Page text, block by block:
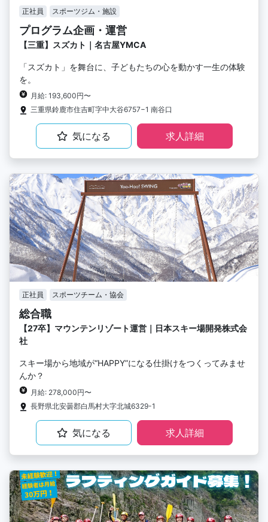
正社員 スポーツジム・施設
プログラム企画・運営
【三重】スズカト｜名古屋YMCA
「スズカト」を舞台に、子どもたちの心を動かす一生の体験
を。
月給: 193,600円〜
三重県鈴鹿市住吉町字中大谷6757−1 南谷口
気になる 求人詳細
正社員 スポーツチーム・協会
総合職
【27卒】マウンテンリゾート運営｜日本スキー場開発株式会
社
スキー場から地域が“HAPPY”になる仕掛けをつくってみませ
んか？
月給: 278,000円〜
長野県北安曇郡白馬村大字北城6329-1
気になる 求人詳細